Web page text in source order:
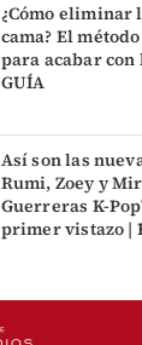
¿Cómo eliminar
cama? El
para acabar
GUÍA
Así son las
Rumi, Zoey y
Guerreras K-
primer vistazo |